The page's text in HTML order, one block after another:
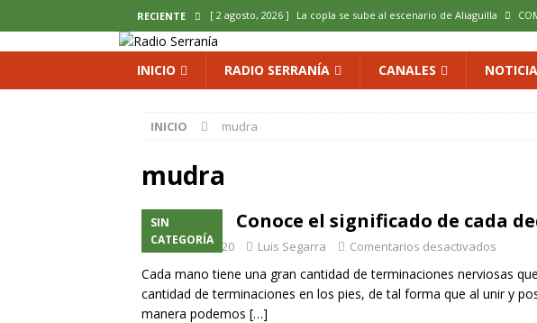
RECIENTE [ 2 agosto, 2026 ] La copla se sube al escenario de Aliaguilla
[ 2 agosto, 2026 ]
micología y patrimonio COMARCA
[ 2 agosto, 2026 ]
del Olvido COMARCA
INICIO RADIO SERRANÍA CANALES
INICIO mudra
mudra
SIN
CATEGORÍA
Conoce el significado de cada
25 marzo, 2020 Luis Segarra Comentarios desactivados
Cada mano tiene una gran cantidad de terminaciones nerviosas
cantidad de terminaciones en los pies, de tal forma que al unir y
manera podemos […]